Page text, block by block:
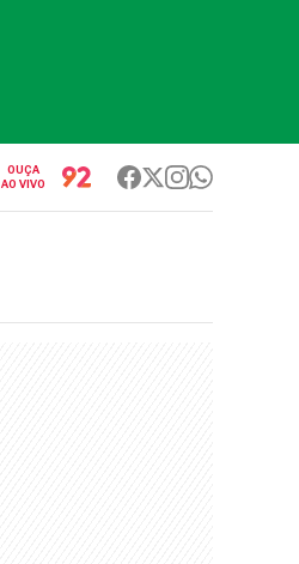
OUÇA
AO VIVO